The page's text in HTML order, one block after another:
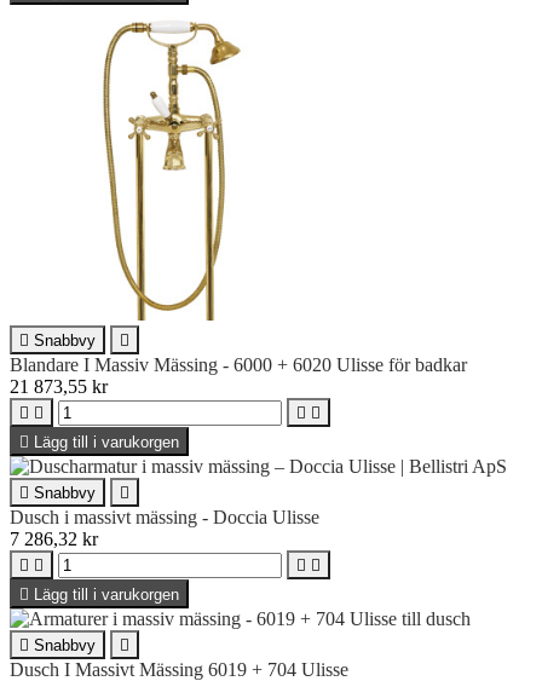
 Snabbvy 
Blandare I Massiv Mässing - 6000 + 6020 Ulisse för badkar
21 873,55 kr
   
 Lägg till i varukorgen
 Snabbvy 
Dusch i massivt mässing - Doccia Ulisse
7 286,32 kr
   
 Lägg till i varukorgen
 Snabbvy 
Dusch I Massivt Mässing 6019 + 704 Ulisse